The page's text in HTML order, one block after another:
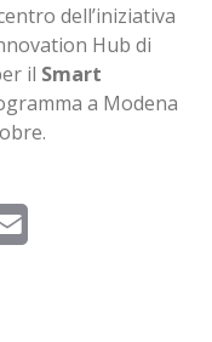
dell’iniziativa
Hub di
il Smart
a Modena